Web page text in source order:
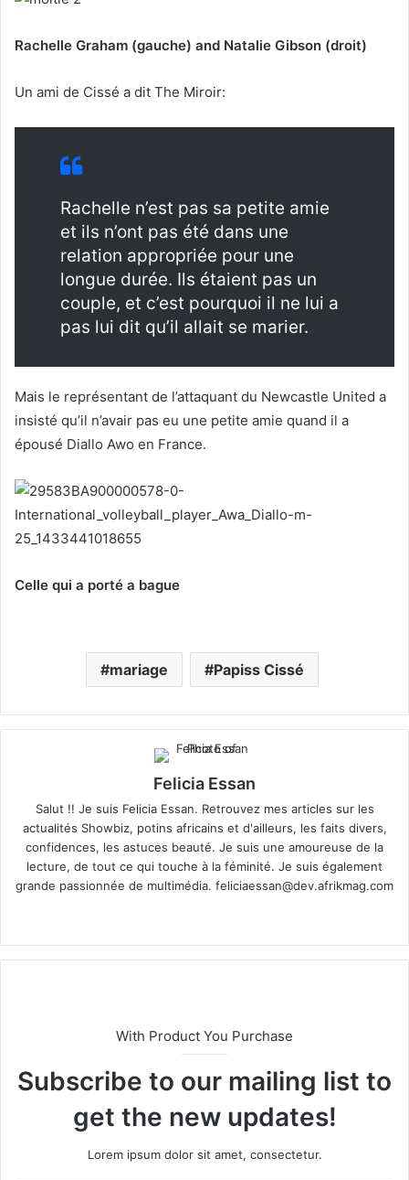
Rachelle Graham (gauche) and Natalie Gibson (droit)
Un ami de Cissé a dit The Miroir:
Rachelle n’est pas sa petite amie
et ils n’ont pas été dans une
relation appropriée pour une
longue durée. Ils étaient pas un
couple, et c’est pourquoi il ne lui a
pas lui dit qu’il allait se marier.
Mais le représentant de l’attaquant du Newcastle United a
insisté qu’il n’avair pas eu une petite amie quand il a
épousé Diallo Awo en France.
Celle qui a porté a bague
mariage Papiss Cissé
Felicia Essan
Salut !! Je suis Felicia Essan. Retrouvez mes articles sur les
actualités Showbiz, potins africains et d'ailleurs, les faits divers,
confidences, les astuces beauté. Je suis une amoureuse de la
lecture, de tout ce qui touche à la féminité. Je suis également
grande passionnée de multimédia. feliciaessan@dev.afrikmag.com
te
With Product You Purchase
Subscribe to our mailing list to
get the new updates!
Lorem ipsum dolor sit amet, consectetur.